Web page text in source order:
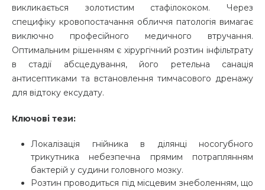
викликається золотистим стафілококом. Через
специфіку кровопостачання обличчя патологія вимагає
виключно професійного медичного втручання.
Оптимальним рішенням є хірургічний розтин інфільтрату
в стадії абсцедування, його ретельна санація
антисептиками та встановлення тимчасового дренажу
для відтоку ексудату.
Ключові тези:
Локалізація гнійника в ділянці носогубного
трикутника небезпечна прямим потраплянням
бактерій у судини головного мозку.
Розтин проводиться під місцевим знеболенням, що